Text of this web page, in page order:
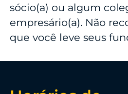
sócio(a) ou algum
empresário(a). Não
que você leve seus